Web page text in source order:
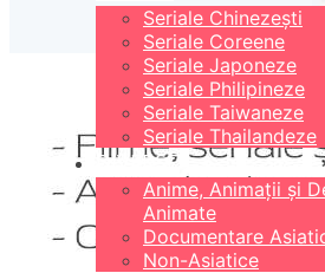
Seriale Chinezești
Seriale Coreene
Seriale Japoneze
Seriale Philipineze
Seriale Taiwaneze
Seriale Thailandeze
DIVERSE
Anime, Animații și
Animate
Documentare
Non-Asiatice